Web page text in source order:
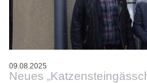
09.08.2025
Neues